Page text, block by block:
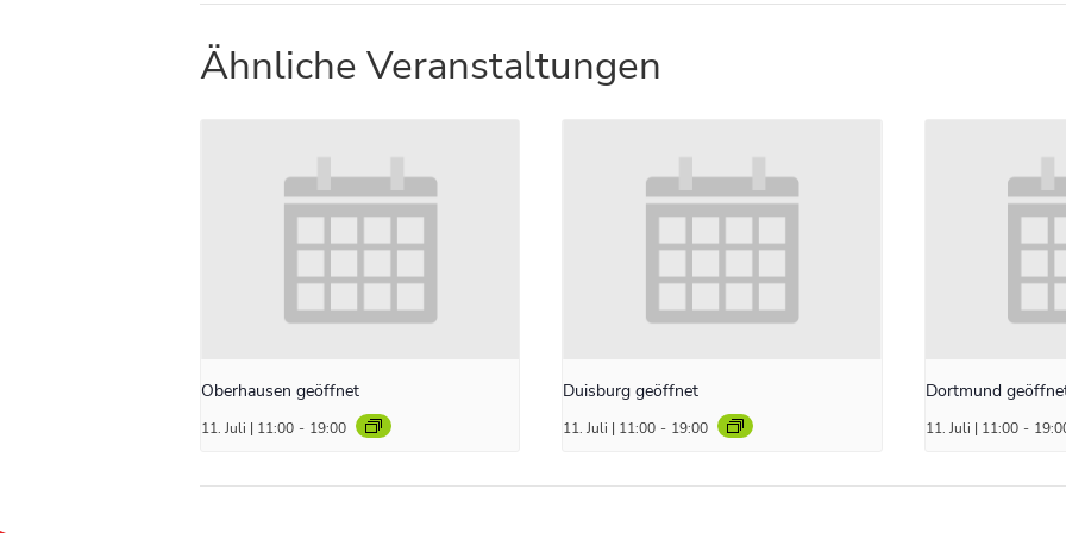
Ähnliche Veranstaltungen
Oberhausen geöffnet
11. Juli | 11:00 - 19:00
Duisburg geöffnet
11. Juli | 11:00 - 19:00
Dortmund
11. Juli | 11:00 -